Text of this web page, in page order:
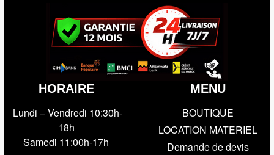
HORAIRE
Lundi – Vendredi 10:30h-
18h
Samedi 11:00h-17h
MENU
BOUTIQUE
LOCATION MATERIEL
Demande de devis